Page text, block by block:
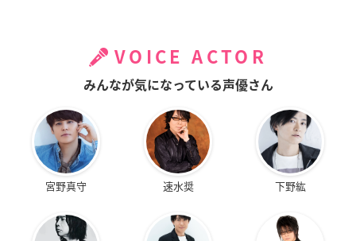
VOICE ACTOR
みんなが気になっている声優さん
宮野真守 速水奨 下野紘